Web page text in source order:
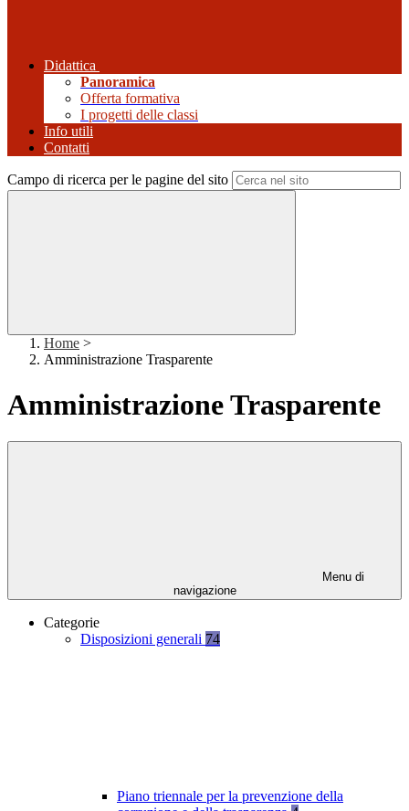
Didattica
Panoramica
Offerta formativa
I progetti delle classi
Info utili
Contatti
Campo di ricerca per le pagine del sito
Home >
Amministrazione Trasparente
Amministrazione Trasparente
Menu di
navigazione
Categorie
Disposizioni generali 74
Piano triennale per la prevenzione della